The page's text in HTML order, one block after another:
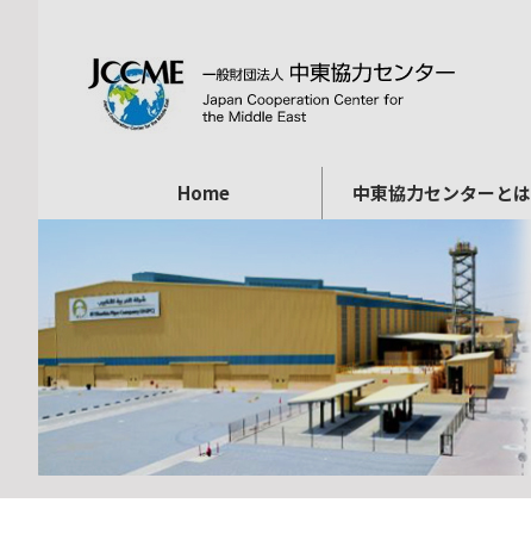
Home 中東協力センターとは